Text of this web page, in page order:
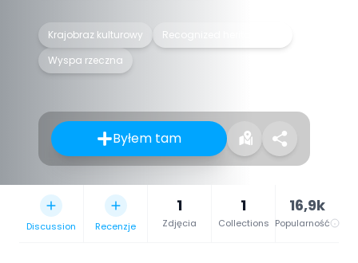
Krajobraz kulturowy
Recognized heritage site
Wyspa rzeczna
Byłem tam
Discussion Recenzje
1
Zdjęcia
1
Collections
16,9k
Popularność